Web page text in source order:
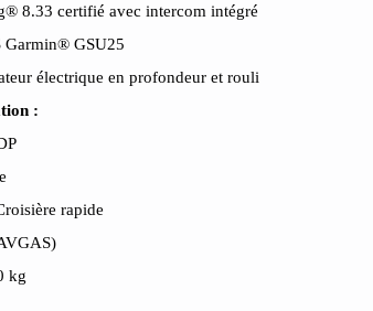
8.33 certifié avec intercom intégré
Garmin® GSU25
électrique en profondeur et rouli
:
rapide
kg